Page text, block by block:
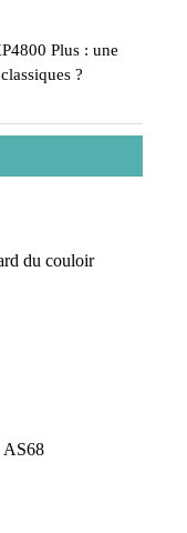
Plus : une
?
du couloir
AS68